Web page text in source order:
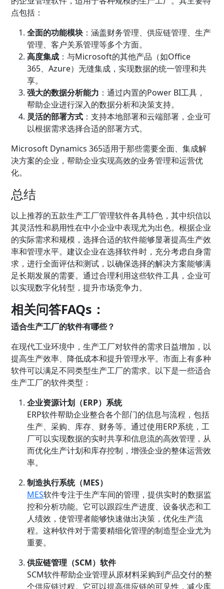
点包括：
全面的功能模块 ：涵盖财务管理、供应链管理、生产
管理、客户关系管理等多个方面。
高度集成 ：与Microsoft的其他产品（如Office
365、Azure）无缝集成，实现数据的统一管理和共
享。
强大的数据分析能力 ：通过内置的Power BI工具，
帮助企业进行深入的数据分析和决策支持。
灵活的部署方式 ：支持本地部署和云端部署，企业可
以根据需求选择合适的部署方式。
Microsoft Dynamics 365适用于那些需要全面、集成解
决方案的企业，帮助企业实现高效的业务管理和运营优
化。
总结
以上推荐的五款生产工厂管理软件各具特色，其中织信以
其灵活性和易用性在中小企业中表现尤为出色。根据企业
的实际需求和规模，选择合适的软件能够显著提高生产效
率和管理水平。建议企业在选择软件时，充分考虑自身需
求，进行全面评估和测试，以确保选择的解决方案能够满
足长期发展的需要。通过合理利用这些软件工具，企业可
以实现数字化转型，提升市场竞争力。
相关问答FAQs：
适合生产工厂的软件有哪些？
在现代工业环境中，生产工厂对软件的需求日益增加，以
提高生产效率、降低成本和提升管理水平。市面上有多种
软件可以满足不同类型生产工厂的需求。以下是一些适合
生产工厂的软件类型：
企业资源计划（ERP）系统
ERP软件帮助企业整合各个部门的信息与流程，包括
生产、采购、库存、财务等。通过使用ERP系统，工
厂可以实现数据的实时共享和信息流的高效管理，从
而优化生产计划和库存控制，增强企业的整体运营效
率。
制造执行系统（MES）
MES软件专注于生产车间的管理，提供实时的数据监
控和分析功能。它可以跟踪生产进度、设备状态和工
人绩效，使管理者能够快速做出决策，优化生产流
程。这种软件对于需要精细化管理的制造型企业尤为
重要。
供应链管理（SCM）软件
SCM软件帮助企业管理从原材料采购到产品交付的整
个供应链过程。它可以提高供应链的可见性，减少库